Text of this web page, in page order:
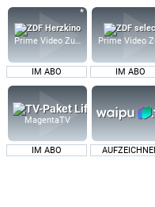
Prime Video Zusatz-Kanäle
IM ABO
Prime Video
IM ABO
MagentaTV
IM ABO